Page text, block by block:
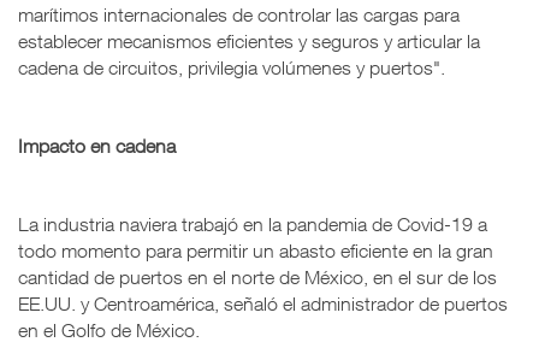
marítimos internacionales de controlar las cargas para
establecer mecanismos eficientes y seguros y articular la
cadena de circuitos, privilegia volúmenes y puertos".
Impacto en cadena
La industria naviera trabajó en la pandemia de Covid-19 a
todo momento para permitir un abasto eficiente en la gran
cantidad de puertos en el norte de México, en el sur de los
EE.UU. y Centroamérica, señaló el administrador de puertos
en el Golfo de México.